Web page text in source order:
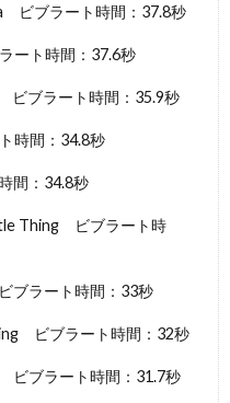
ビブラート時間：37.8秒
ート時間：37.6秒
ビブラート時間：35.9秒
時間：34.8秒
間：34.8秒
Thing ビブラート時
ブラート時間：33秒
ビブラート時間：32秒
ビブラート時間：31.7秒